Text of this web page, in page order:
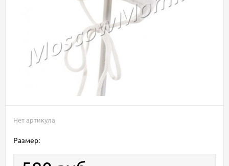
Нет артикула
Размер: